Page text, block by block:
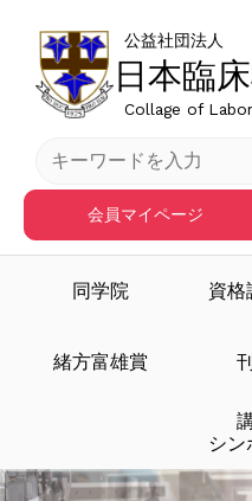
日本臨
公益社団法人
Collage of
会員マイページ
同学院 資格
緒方富雄賞
シン
臨床検査
術
臨床検査
を